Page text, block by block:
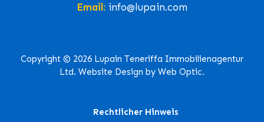
Email: info@lupain.com
Copyright © 2026 Lupain Teneriffa Immobilienagentur
Ltd. Website Design by Web Optic.
Rechtlicher Hinweis